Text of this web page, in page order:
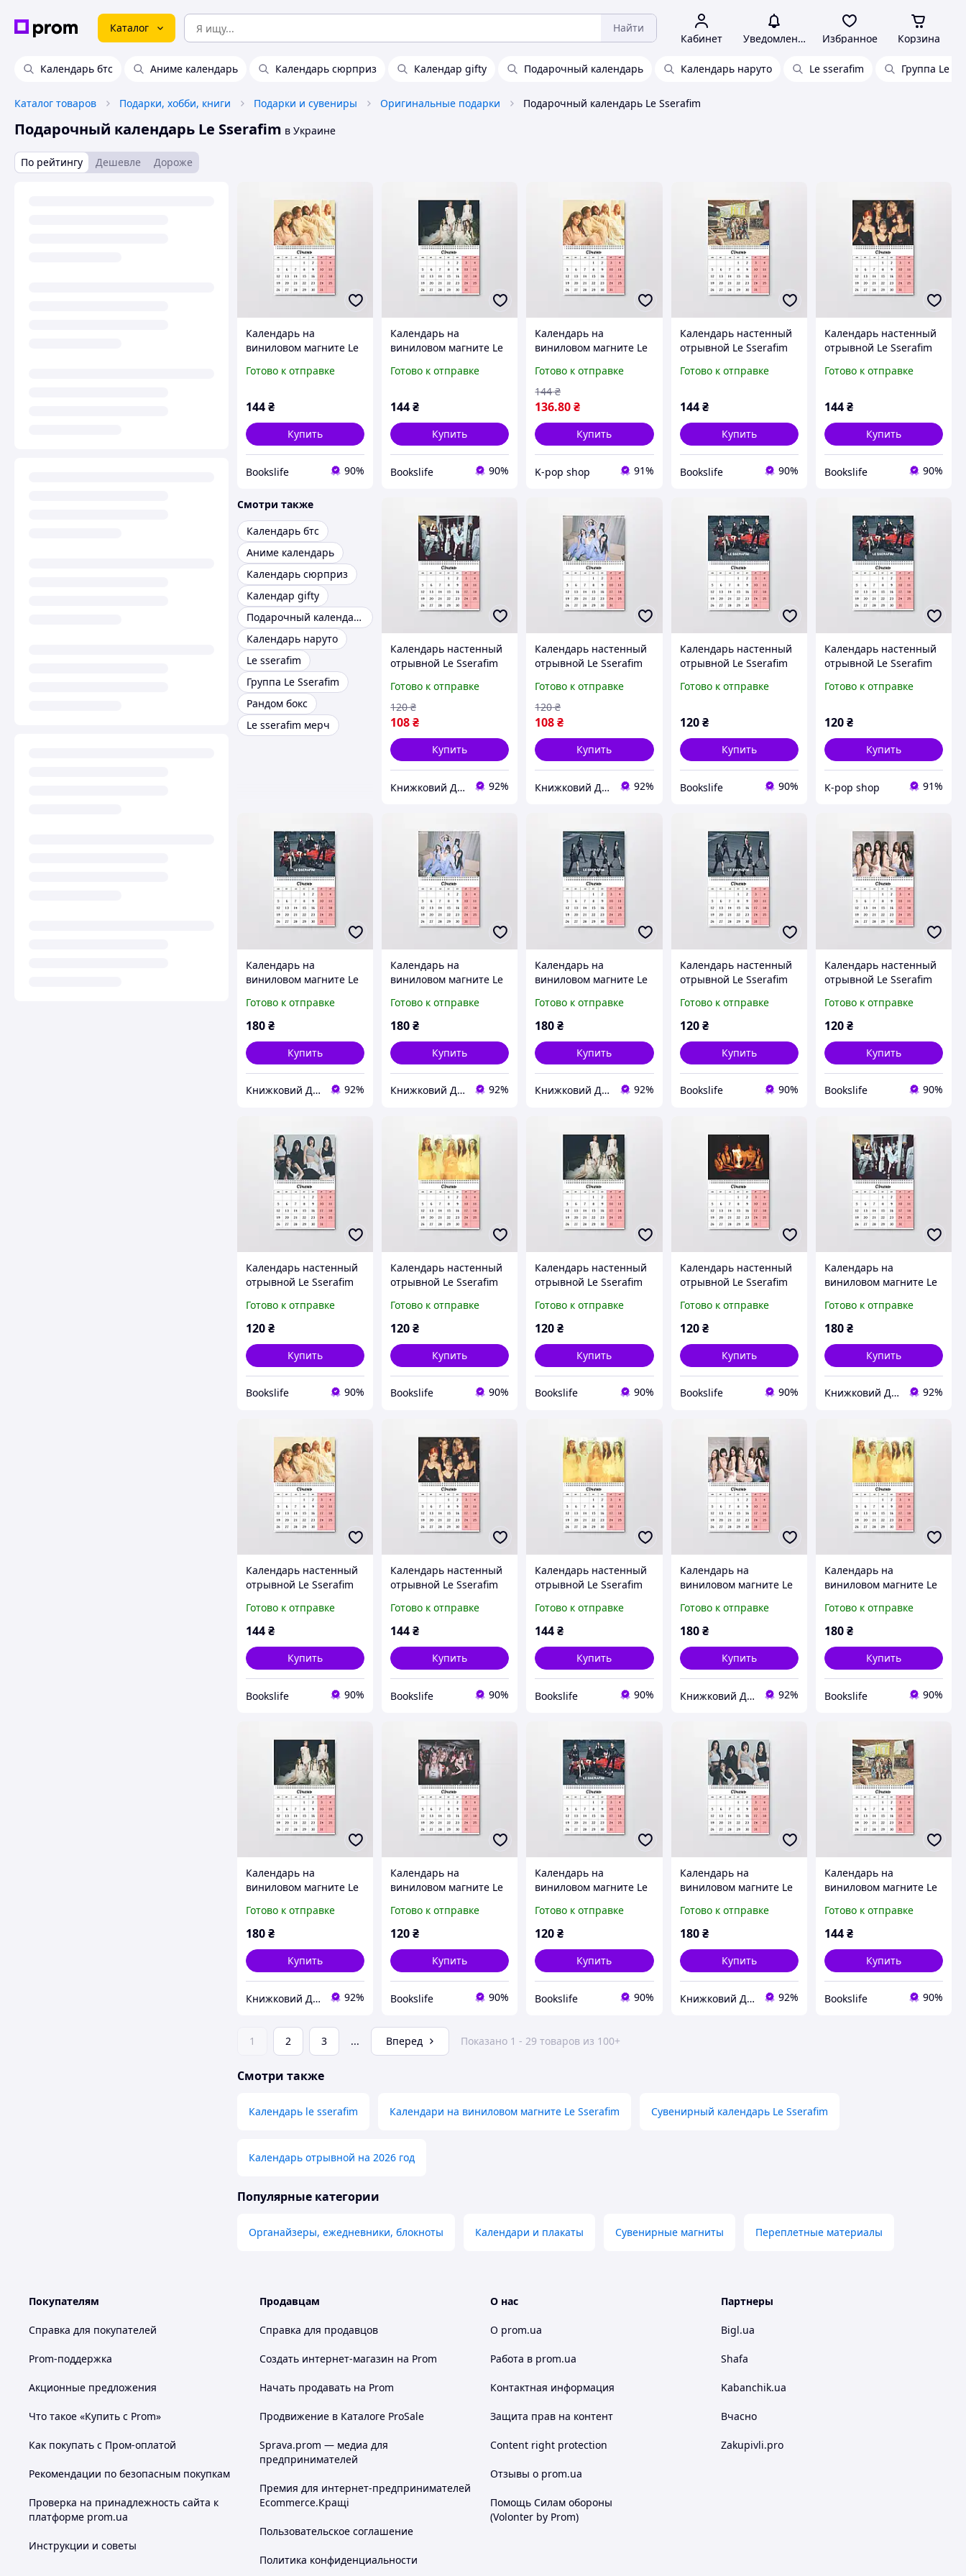
Каталог Найти
Кабинет Уведомления Избранное Корзина
Календарь бтс Аниме календарь Календарь сюрприз Календар gifty Подарочный календарь Календарь наруто Le sserafim Группа Le
Каталог товаров Подарки, хобби, книги Подарки и сувениры Оригинальные подарки Подарочный календарь Le Sserafim
Подарочный календарь Le Sserafim в Украине
По рейтингу Дешевле Дороже
Календарь на
виниловом магните Le
Готово к отправке
144₴
Купить
Bookslife 90%
Календарь на
виниловом магните Le
Готово к отправке
144₴
Купить
Bookslife 90%
Календарь на
виниловом магните Le
Готово к отправке
136.80₴
144 ₴
Купить
K-pop shop 91%
Календарь настенный
отрывной Le Sserafim
Готово к отправке
144 ₴
Купить
Bookslife 90%
Календарь настенный
отрывной Le Sserafim
Готово к отправке
144₴
Купить
Bookslife 90%
Смотри также
Календарь бтс
Аниме календарь
Календарь сюрприз
Календар gifty
Подарочный календарь
Календарь наруто
Le sserafim
Группа Le Sserafim
Рандом бокс
Le sserafim мерч
Календарь настенный
отрывной Le Sserafim
Готово к отправке
108₴
120 ₴
Купить
Книжковий Дім 92%
Календарь настенный
отрывной Le Sserafim
Готово к отправке
108₴
120 ₴
Купить
Книжковий Дім 92%
Календарь настенный
отрывной Le Sserafim
Готово к отправке
120 ₴
Купить
Bookslife 90%
Календарь настенный
отрывной Le Sserafim
Готово к отправке
120₴
Купить
K-pop shop 91%
Календарь на
виниловом магните Le
Готово к отправке
180₴
Купить
Книжковий Дім 92%
Календарь на
виниловом магните Le
Готово к отправке
180₴
Купить
Книжковий Дім 92%
Календарь на
виниловом магните Le
Готово к отправке
180₴
Купить
Книжковий Дім 92%
Календарь настенный
отрывной Le Sserafim
Готово к отправке
120 ₴
Купить
Bookslife 90%
Календарь настенный
отрывной Le Sserafim
Готово к отправке
120₴
Купить
Bookslife 90%
Календарь настенный
отрывной Le Sserafim
Готово к отправке
120₴
Купить
Bookslife 90%
Календарь настенный
отрывной Le Sserafim
Готово к отправке
120₴
Купить
Bookslife 90%
Календарь настенный
отрывной Le Sserafim
Готово к отправке
120₴
Купить
Bookslife 90%
Календарь настенный
отрывной Le Sserafim
Готово к отправке
120 ₴
Купить
Bookslife 90%
Календарь на
виниловом магните Le
Готово к отправке
180₴
Купить
Книжковий Дім 92%
Календарь настенный
отрывной Le Sserafim
Готово к отправке
144₴
Купить
Bookslife 90%
Календарь настенный
отрывной Le Sserafim
Готово к отправке
144₴
Купить
Bookslife 90%
Календарь настенный
отрывной Le Sserafim
Готово к отправке
144₴
Купить
Bookslife 90%
Календарь на
виниловом магните Le
Готово к отправке
180 ₴
Купить
Книжковий Дім 92%
Календарь на
виниловом магните Le
Готово к отправке
180₴
Купить
Bookslife 90%
Календарь на
виниловом магните Le
Готово к отправке
180₴
Купить
Книжковий Дім 92%
Календарь на
виниловом магните Le
Готово к отправке
120₴
Купить
Bookslife 90%
Календарь на
виниловом магните Le
Готово к отправке
120₴
Купить
Bookslife 90%
Календарь на
виниловом магните Le
Готово к отправке
180 ₴
Купить
Книжковий Дім 92%
Календарь на
виниловом магните Le
Готово к отправке
144₴
Купить
Bookslife 90%
1 2 3 ... Вперед Показано 1 - 29 товаров из 100+
Смотри также
Календарь le sserafim Календари на виниловом магните Le Sserafim Сувенирный календарь Le Sserafim
Календарь отрывной на 2026 год
Популярные категории
Органайзеры, ежедневники, блокноты Календари и плакаты Сувенирные магниты Переплетные материалы
Покупателям
Справка для покупателей
Prom-поддержка
Акционные предложения
Что такое «Купить с Prom»
Как покупать с Пром-оплатой
Рекомендации по безопасным покупкам
Проверка на принадлежность сайта к
платформе prom.ua
Инструкции и советы
Продавцам
Справка для продавцов
Создать интернет-магазин на Prom
Начать продавать на Prom
Продвижение в Каталоге ProSale
Sprava.prom — медиа для
предпринимателей
Премия для интернет-предпринимателей
Ecommerce.Кращі
Пользовательское соглашение
Политика конфиденциальности
О нас
О prom.ua
Работа в prom.ua
Контактная информация
Защита прав на контент
Content right protection
Отзывы о prom.ua
Помощь Силам обороны
(Volonter by Prom)
Партнеры
Bigl.ua
Shafa
Kabanchik.ua
Вчасно
Zakupivli.pro